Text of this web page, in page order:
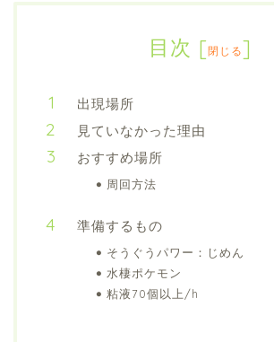
目次 [閉じる]
出現場所
見ていなかった理由
おすすめ場所
周回方法
準備するもの
そうぐうパワー：じめん
水棲ポケモン
粘液70個以上/h